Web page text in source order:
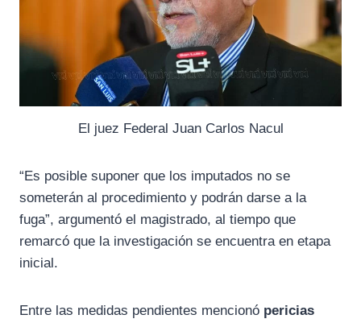
El juez Federal Juan Carlos Nacul
“Es posible suponer que los imputados no se
someterán al procedimiento y podrán darse a la
fuga”, argumentó el magistrado, al tiempo que
remarcó que la investigación se encuentra en etapa
inicial.
Entre las medidas pendientes mencionó pericias